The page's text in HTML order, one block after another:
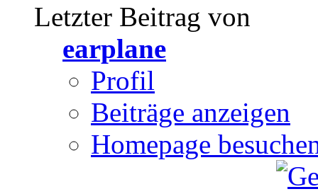
Letzter Beitrag von
earplane
Profil
Beiträge anzeigen
Homepage